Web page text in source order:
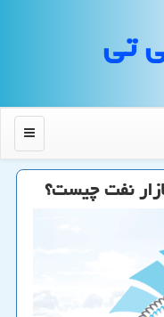
تی
منو
نفت چیست؟